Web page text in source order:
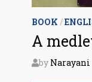
BOOK /
A
by Narayani